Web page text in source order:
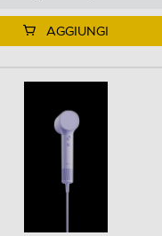
AGGIUNGI